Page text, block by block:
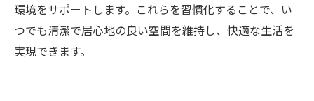
環境をサポートします。これらを習慣化することで、い
つでも清潔で居心地の良い空間を維持し、快適な生活を
実現できます。